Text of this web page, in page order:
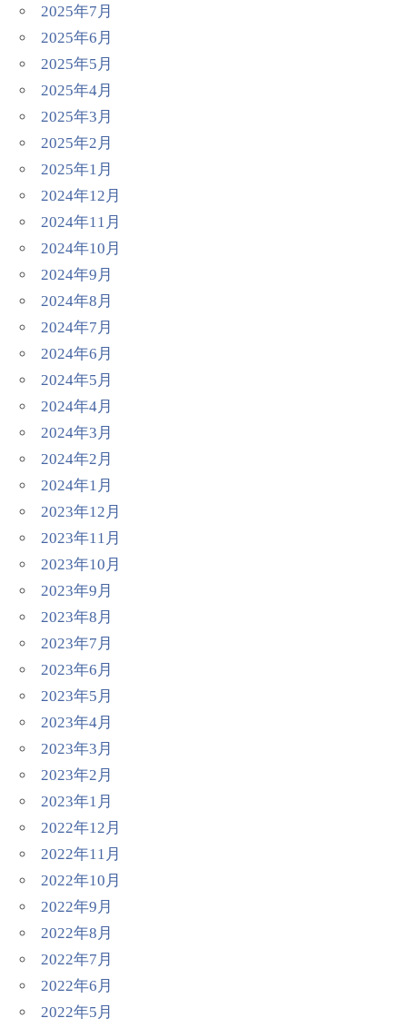
2025年7月
2025年6月
2025年5月
2025年4月
2025年3月
2025年2月
2025年1月
2024年12月
2024年11月
2024年10月
2024年9月
2024年8月
2024年7月
2024年6月
2024年5月
2024年4月
2024年3月
2024年2月
2024年1月
2023年12月
2023年11月
2023年10月
2023年9月
2023年8月
2023年7月
2023年6月
2023年5月
2023年4月
2023年3月
2023年2月
2023年1月
2022年12月
2022年11月
2022年10月
2022年9月
2022年8月
2022年7月
2022年6月
2022年5月